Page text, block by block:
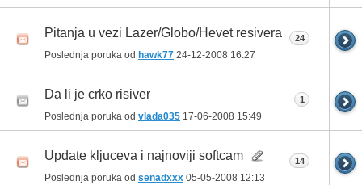
Pitanja u vezi Lazer/Globo/Hevet resivera
Poslednja poruka od hawk77 24-12-2008 16:27
24
Da li je crko risiver
Poslednja poruka od vlada035 17-06-2008 15:49
1
Update kljuceva i najnoviji softcam
Poslednja poruka od senadxxx 05-05-2008 12:13
14